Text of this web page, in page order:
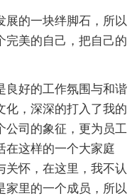
展的一块绊脚石，所以
完美的自己，把自己的
良好的工作氛围与和谐
化，深深的打入了我的
公司的象征，更为员工
在这样的一个大家庭
关怀，在这里，我不认
家里的一个成员，所以